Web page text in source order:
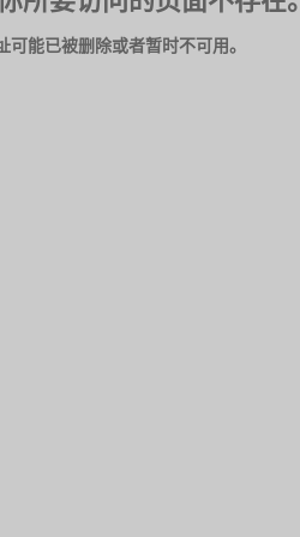
可能已被删除或者暂时不可用。